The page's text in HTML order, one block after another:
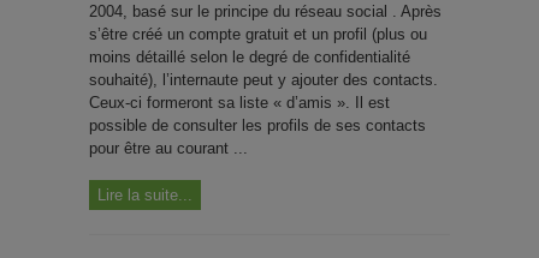
2004, basé sur le principe du réseau social . Après
s’être créé un compte gratuit et un profil (plus ou
moins détaillé selon le degré de confidentialité
souhaité), l’internaute peut y ajouter des contacts.
Ceux-ci formeront sa liste « d’amis ». Il est
possible de consulter les profils de ses contacts
pour être au courant ...
Lire la suite...